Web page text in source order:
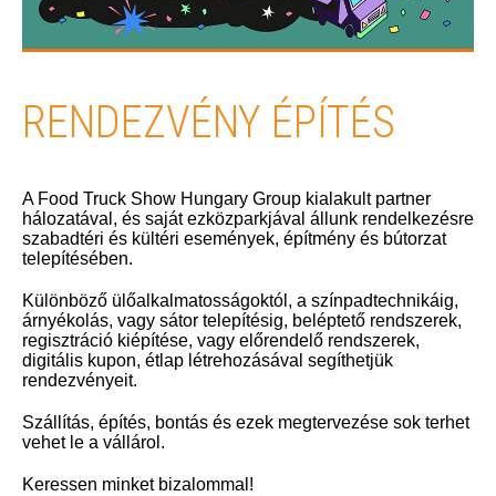
RENDEZVÉNY ÉPÍTÉS
A Food Truck Show Hungary Group kialakult partner
hálozatával, és saját ezközparkjával állunk rendelkezésre
szabadtéri és kültéri események, építmény és bútorzat
telepítésében.
Különböző ülőalkalmatosságoktól, a színpadtechnikáig,
árnyékolás, vagy sátor telepítésig, beléptető rendszerek,
regisztráció kiépítése, vagy előrendelő rendszerek,
digitális kupon, étlap létrehozásával segíthetjük
rendezvényeit.
Szállítás, építés, bontás és ezek megtervezése sok terhet
vehet le a vállárol.
Keressen minket bizalommal!